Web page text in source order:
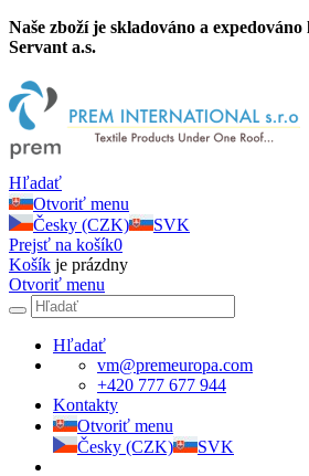
Naše zboží je skladováno a
Servant a.s.
Hľadať
Otvoriť menu
Česky (CZK)
SVK
Prejsť na košík0
Košík je prázdny
Otvoriť menu
Hľadať
vm@premeuropa.com
+420 777 677 944
Kontakty
Otvoriť menu
Česky (CZK)
SVK